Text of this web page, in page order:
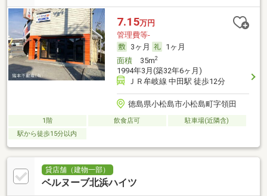
7.15万円
管理費等-
3ヶ月
1ヶ月
面積35m2
1994年3月(築32年6ヶ月)
ＪＲ牟岐線 中田駅 徒歩12分
徳島県小松島市小松島町字領田
1階 飲食店可
駐車場(近隣含)
駅から徒歩15分以内
貸店舗（建物一部）
ベルヌーブ北浜ハイツ